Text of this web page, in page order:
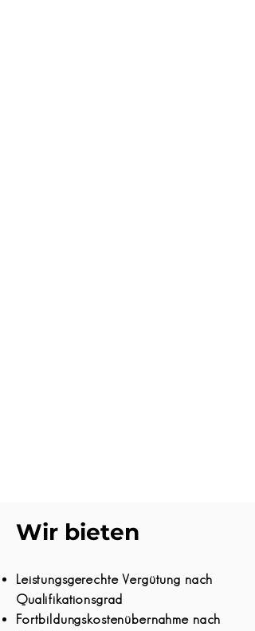
Wir bieten
Leistungsgerechte Vergütung nach
Qualifikationsgrad
Fortbildungskostenübernahme nach